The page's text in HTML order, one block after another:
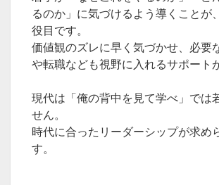
るのか」に気づけるよう導くことが
役目です。
価値観のズレに早く気づかせ、必要
や転職なども視野に入れるサポート
現代は「俺の背中を見て学べ」では
せん。
時代に合ったリーダーシップが求め
す。